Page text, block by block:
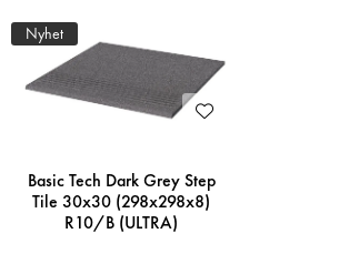
Nyhet
Basic Tech Dark Grey Step
Tile 30x30 (298x298x8)
R10/B (ULTRA)